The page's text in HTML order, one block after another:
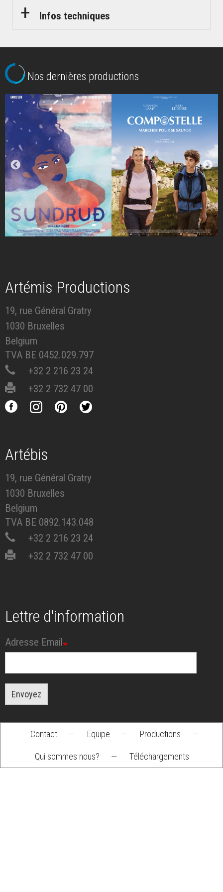
Infos techniques
Nos dernières productions
Artémis Productions
19, rue Général Gratry
1030 Bruxelles
Belgium
TVA BE 0452.029.797
+32 2 216 23 24
+32 2 732 47 00
Artébis
19, rue Général Gratry
1030 Bruxelles
Belgium
TVA BE 0892.143.048
+32 2 216 23 24
+32 2 732 47 00
Lettre d'information
Adresse Email
Envoyez
Footer
menu
Contact — Equipe — Productions —
Qui sommes nous? — Téléchargements